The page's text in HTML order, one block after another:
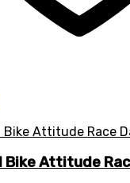
Bike Attitude